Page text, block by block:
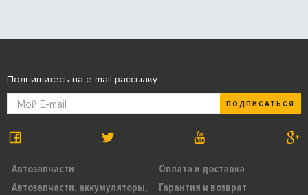
Автозапчасти
Автозапчасти, аккумуляторы,
Оплата и доставка
Гарантия и возврат
Подпишитесь на e-mail рассылку
ПОДПИСАТЬСЯ